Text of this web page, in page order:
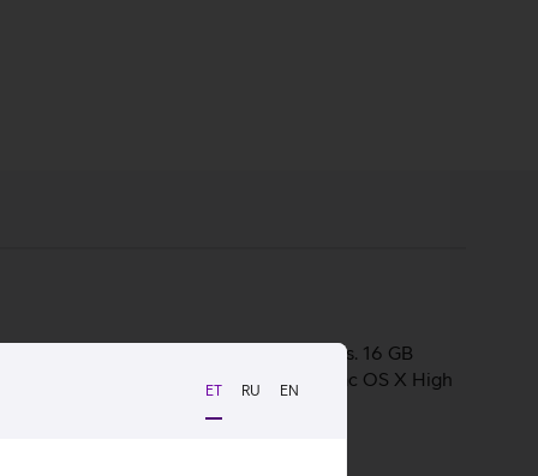
ET RU EN
i7 protsessoril, olles kiire ja võimekas. 16 GB
rakendustele. Sülearvuti töötab Mac OS X High